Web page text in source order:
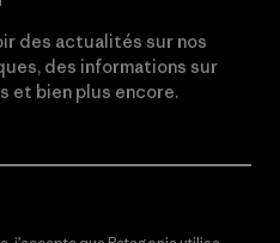
des actualités sur nos
des informations sur
et bien plus encore.